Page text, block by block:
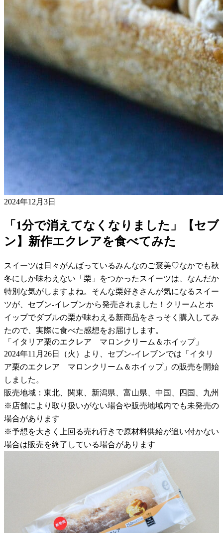
2024年12月3日
「1分で消えてなくなりました」【セブ
ン】新作エクレアを食べてみた
スイーツは日々がんばっているみんなのご褒美♡なかでも秋
冬にしか味わえない「栗」をつかったスイーツは、なんだか
特別な気がしますよね。そんな栗好きさんが気になるスイー
ツが、セブン-イレブンから発売されました！クリームとホ
イップでダブルの栗が味わえる新商品をさっそく購入してみ
たので、実際に食べた感想をお届けします。
「イタリア栗のエクレア マロンクリーム＆ホイップ」
2024年11月26日（火）より、セブン-イレブンでは「イタリ
ア栗のエクレア マロンクリーム＆ホイップ」の販売を開始
しました。
販売地域：東北、関東、新潟県、富山県、中国、四国、九州
※店舗により取り扱いがない場合や販売地域内でも未発売の
場合があります
※予想を大きく上回る売れ行きで原材料供給が追い付かない
場合は販売を終了している場合があります